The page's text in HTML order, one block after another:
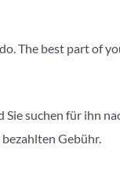
The best part of
suchen für ihn
Gebühr.